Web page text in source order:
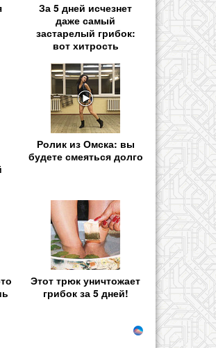
За 5 дней исчезнет
даже самый
застарелый грибок:
вот хитрость
Ролик из Омска: вы
будете смеяться долго
Этот трюк уничтожает
грибок за 5 дней!